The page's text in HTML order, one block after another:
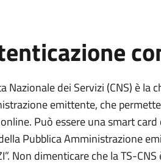
Nazionale dei Servizi (CNS) è la
emittente, che
Può essere una smart
Pubblica Amministrazione
Non dimenticare che la TS-